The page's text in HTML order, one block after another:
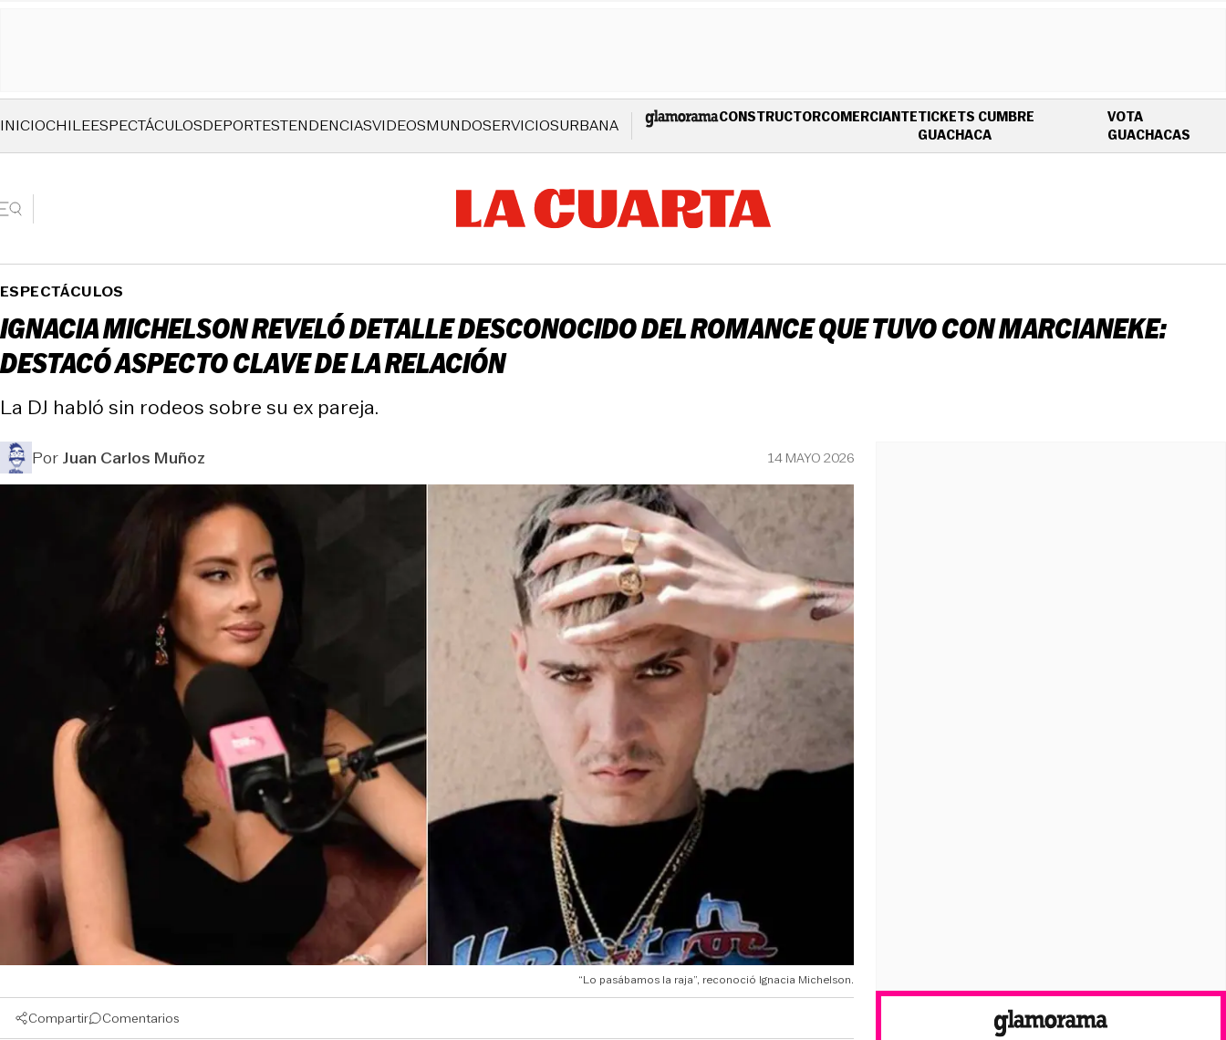
INICIOCHILEESPECTÁCULOSDEPORTESTENDENCIASVIDEOSMUNDOSERVICIOSURBANA CONSTRUCTORCOMERCIANTETICKETS CUMBRE
GUACHACAOPENS IN NEW WINDOW
VOTA
GUACHACAS
ESPECTÁCULOS
IGNACIA MICHELSON REVELÓ DETALLE DESCONOCIDO DEL ROMANCE QUE TUVO CON MARCIANEKE:
DESTACÓ ASPECTO CLAVE DE LA RELACIÓN
La DJ habló sin rodeos sobre su ex pareja.
PorJuan Carlos Muñoz 14 MAYO 2026
“Lo pasábamos la raja”, reconoció Ignacia Michelson.
Compartir Comentarios